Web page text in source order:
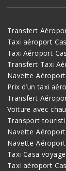
Transfert
Taxi aéroport
Taxi Aéroport
Transfert Taxi
Navette
Prix d’un taxi
Transfert
Voiture avec
Transport
Navette
Navette
Taxi Casa
Taxi aéroport